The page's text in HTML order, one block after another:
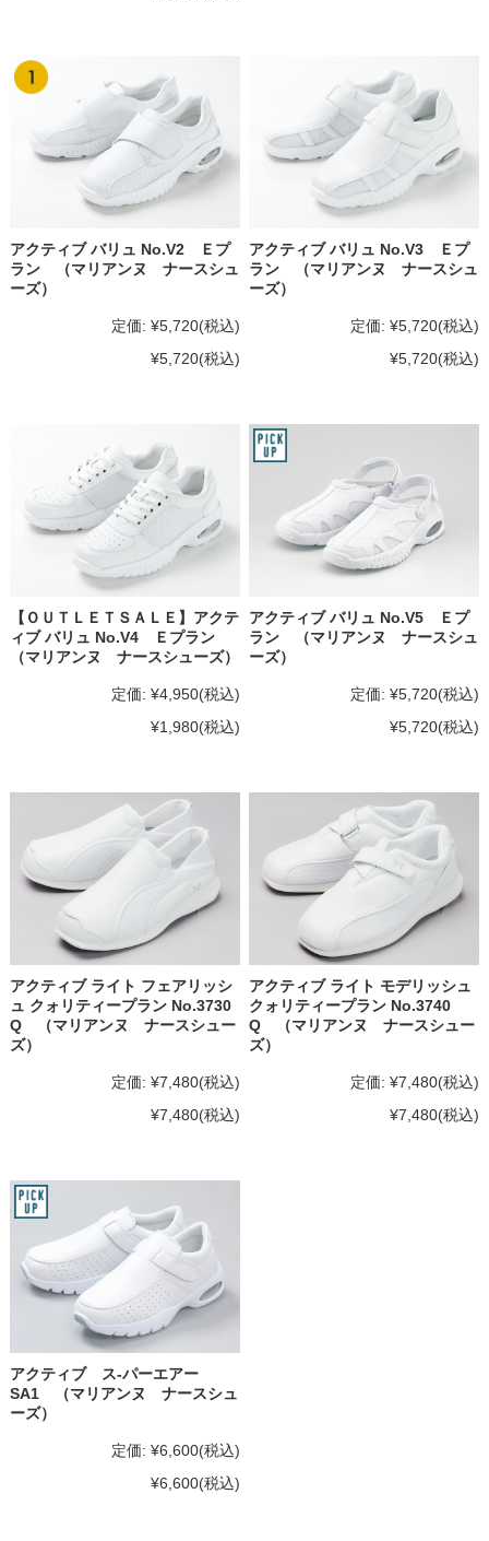
アクティブ バリュ No.V2 Ｅプ
ラン （マリアンヌ ナースシュ
ーズ）
定価: ¥5,720(税込)
¥5,720(税込)
アクティブ バリュ No.V3 Ｅプ
ラン （マリアンヌ ナースシュ
ーズ）
定価: ¥5,720(税込)
¥5,720(税込)
【ＯＵＴＬＥＴＳＡＬＥ】アクテ
ィブ バリュ No.V4 Ｅプラン
（マリアンヌ ナースシューズ）
定価: ¥4,950(税込)
¥1,980(税込)
アクティブ バリュ No.V5 Ｅプ
ラン （マリアンヌ ナースシュ
ーズ）
定価: ¥5,720(税込)
¥5,720(税込)
アクティブ ライト フェアリッシ
ュ クォリティープラン No.3730
Q （マリアンヌ ナースシュー
ズ）
定価: ¥7,480(税込)
¥7,480(税込)
アクティブ ライト モデリッシュ
クォリティープラン No.3740
Q （マリアンヌ ナースシュー
ズ）
定価: ¥7,480(税込)
¥7,480(税込)
アクティブ ス-パーエアー
SA1 （マリアンヌ ナースシュ
ーズ）
定価: ¥6,600(税込)
¥6,600(税込)